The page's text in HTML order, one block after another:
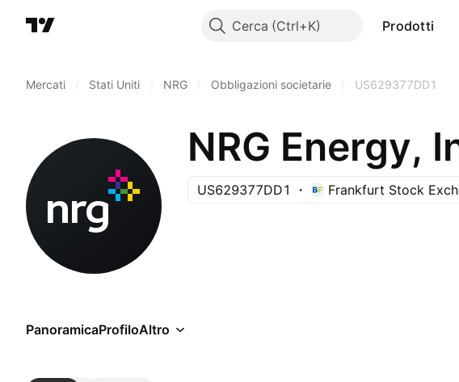
Cerca Prodotti
Mercati Stati Uniti NRG Obbligazioni societarie US629377DD1
NRG Energy,
US629377DD1 Frankfurt Stock
PanoramicaProfiloAltro